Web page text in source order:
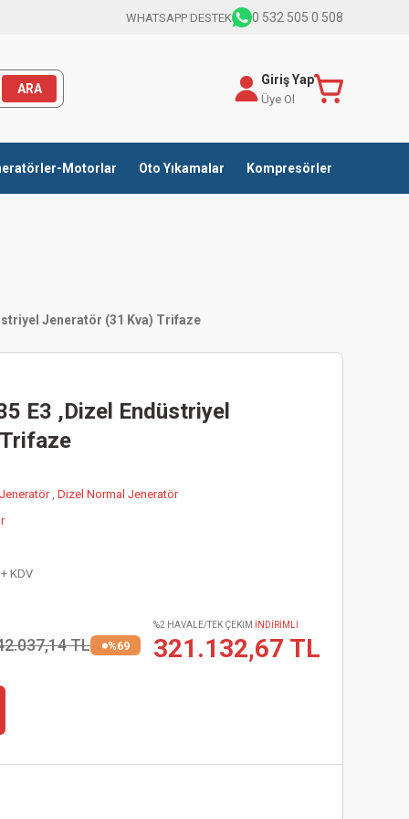
WHATSAPP DESTEK 0 532 505 0 508
ARA
Giriş Yap
Üye Ol
Motorlar Oto Yıkamalar Kompresörler
Jeneratör (31 Kva) Trifaze
E3 ,Dizel Endüstriyel
, Dizel Normal Jeneratör
KDV
TL %69
%2 HAVALE/TEK ÇEKİM İNDİRİMLİ
321.132,67 TL